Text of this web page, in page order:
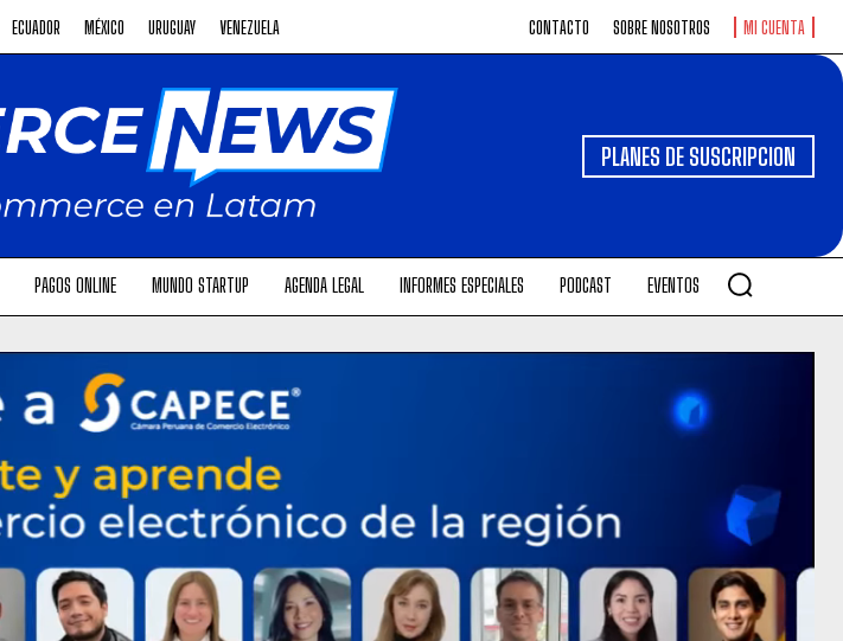
ECUADOR MÉXICO URUGUAY VENEZUELA CONTACTO SOBRE NOSOTROS MI CUENTA
PLANES DE SUSCRIPCION
PAGOS ONLINE MUNDO STARTUP AGENDA LEGAL INFORMES ESPECIALES PODCAST EVENTOS